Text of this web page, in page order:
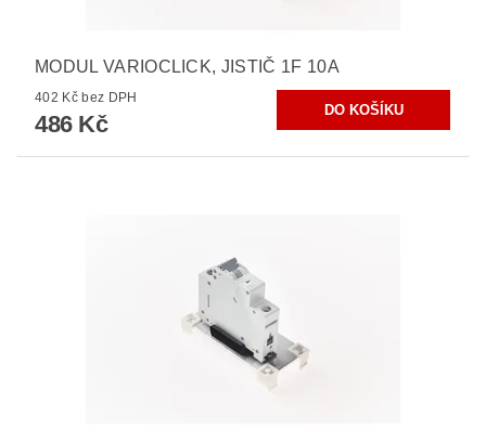
MODUL VARIOCLICK, JISTIČ 1F 10A
402 Kč bez DPH
486 Kč